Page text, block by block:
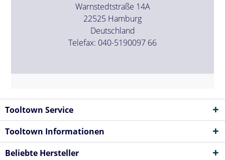
Warnstedtstraße 14A
22525 Hamburg
Deutschland
Telefax: 040-5190097 66
Tooltown Service
Tooltown Informationen
Beliebte Hersteller